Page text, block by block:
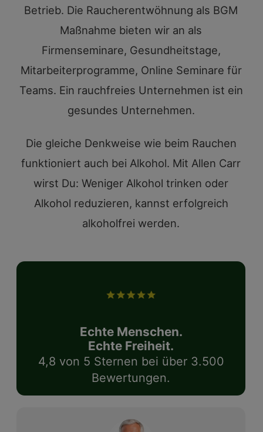
Betrieb. Die Raucherentwöhnung als BGM
Maßnahme bieten wir an als
Firmenseminare, Gesundheitstage,
Mitarbeiterprogramme, Online Seminare für
Teams. Ein rauchfreies Unternehmen ist ein
gesundes Unternehmen.
Die gleiche Denkweise wie beim Rauchen
funktioniert auch bei Alkohol. Mit Allen Carr
wirst Du: Weniger Alkohol trinken oder
Alkohol reduzieren, kannst erfolgreich
alkoholfrei werden.
Echte Menschen.
Echte Freiheit.
4,8 von 5 Sternen bei über 3.500
Bewertungen.